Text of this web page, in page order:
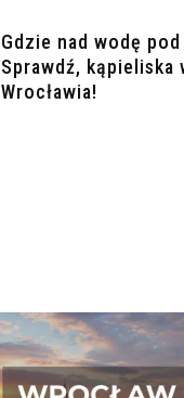
Gdzie nad wodę pod
Sprawdź, kąpieliska
Wrocławia!